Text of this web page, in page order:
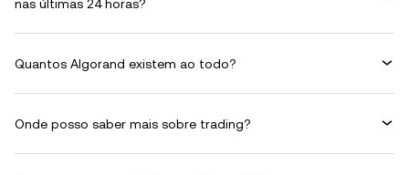
nas últimas 24 horas?
Quantos Algorand existem ao todo?
Onde posso saber mais sobre trading?